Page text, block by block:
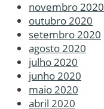
novembro 2020
outubro 2020
setembro 2020
agosto 2020
julho 2020
junho 2020
maio 2020
abril 2020